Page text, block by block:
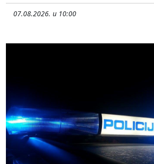
07.08.2026. u 10:00